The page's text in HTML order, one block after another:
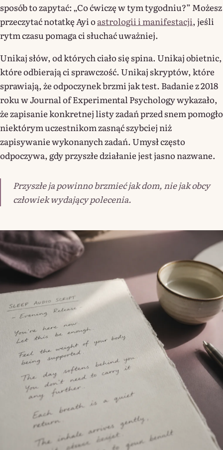
sposób to zapytać: „Co ćwiczę w tym tygodniu?” Możesz
przeczytać notatkę Ayi oastrologii i manifestacji, jeśli
rytm czasu pomaga ci słuchać uważniej.
Unikaj słów, od których ciało się spina. Unikaj obietnic,
które odbierają ci sprawczość. Unikaj skryptów, które
sprawiają, że odpoczynek brzmi jak test. Badanie z 2018
roku w Journal of Experimental Psychology wykazało,
że zapisanie konkretnej listy zadań przed snem pomogło
niektórym uczestnikom zasnąć szybciej niż
zapisywanie wykonanych zadań. Umysł często
odpoczywa, gdy przyszłe działanie jest jasno nazwane.
Przyszłe ja powinno brzmieć jak dom, nie jak obcy
człowiek wydający polecenia.